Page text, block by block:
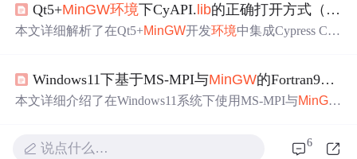
目录/VulkanSDK/版本/Bin/vkcube.exe 显示如下即为安装成
功： GLFW GLFW官方地址 GLM GLM官方地址 配置 头
Qt5+MinGW环境下CyAPI.lib的正确打开方式（附避坑指南）
本文详细解析了在Qt5+MinGW开发环境中集成Cypress Cy
编译版CyAPI.lib 的实战路径，涵盖项目配置、设备操作类
编写、常见链接错误排查及性能优化建议，帮助开发者高
Windows11下基于MS-MPI与MinGW的Fortran90并行计算
本文详细介绍了在Windows11系统下使用MS-MPI与MinGW
I并行开发，包括关键库
变量优化以及从He
说点什么… 6